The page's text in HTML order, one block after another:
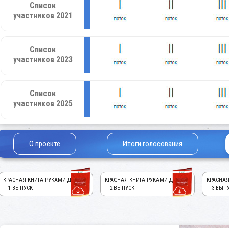
Список
участников 2021
Список
участников 2023
Список
участников 2025
О проекте Итоги голосования
КРАСНАЯ КНИГА РУКАМИ ДЕТЕЙ!
— 1 ВЫПУСК
КРАСНАЯ КНИГА РУКАМИ ДЕТЕЙ!
— 2 ВЫПУСК
— 3